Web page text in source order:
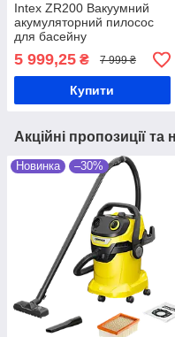
Intex ZR200 Вакуумний
акумуляторний пилосос
для басейну
5 999,25 ₴ 7 999 ₴
Купити
Акційні пропозиції та
Новинка –30%